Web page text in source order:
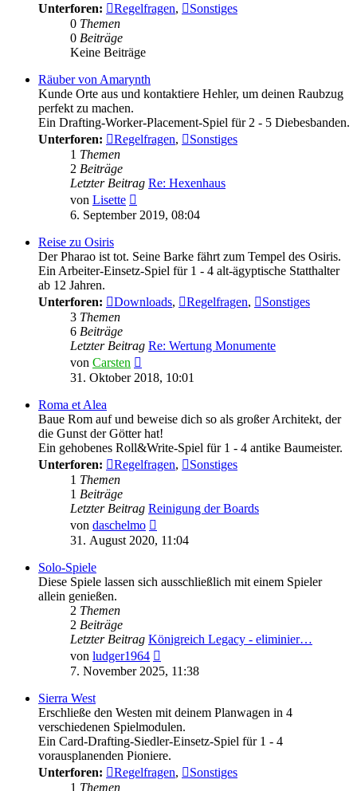
Unterforen:
Regelfragen,
Sonstiges
0 Themen
0 Beiträge
Keine Beiträge
Räuber von Amarynth
Kunde Orte aus und kontaktiere Hehler, um deinen Raubzug
perfekt zu machen.
Ein Drafting-Worker-Placement-Spiel für 2 - 5 Diebesbanden.
Unterforen:
Regelfragen,
Sonstiges
1 Themen
2 Beiträge
Letzter Beitrag Re: Hexenhaus
von Lisette
Beitrag
6. September 2019, 08:04
Reise zu Osiris
Der Pharao ist tot. Seine Barke fährt zum Tempel des Osiris.
Ein Arbeiter-Einsetz-Spiel für 1 - 4 alt-ägyptische Statthalter
ab 12 Jahren.
Unterforen:
Downloads, Regelfragen,
Sonstiges
3 Themen
6 Beiträge
Letzter Beitrag Re: Wertung Monumente
von Carsten
Beitrag
31. Oktober 2018, 10:01
Roma et Alea
Baue Rom auf und beweise dich so als großer Architekt, der
die Gunst der Götter hat!
Ein gehobenes Roll&Write-Spiel für 1 - 4 antike Baumeister.
Unterforen:
Regelfragen,
Sonstiges
1 Themen
1 Beiträge
Letzter Beitrag Reinigung der Boards
von daschelmo
Beitrag
31. August 2020, 11:04
Solo-Spiele
Diese Spiele lassen sich ausschließlich mit einem Spieler
allein genießen.
2 Themen
2 Beiträge
Letzter Beitrag Königreich Legacy - eliminier…
von ludger1964
Beitrag
7. November 2025, 11:38
Sierra West
Erschließe den Westen mit deinem Planwagen in 4
verschiedenen Spielmodulen.
Ein Card-Drafting-Siedler-Einsetz-Spiel für 1 - 4
vorausplanenden Pioniere.
Unterforen:
Regelfragen,
Sonstiges
1 Themen